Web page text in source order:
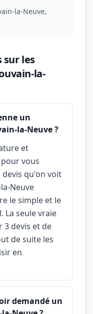
la-Neuve,
sur les
la-
un
la-Neuve ?
et
vous
qu'on voit
Neuve
le simple et le
La seule vraie
3 devis et de
de suite les
en
demandé un